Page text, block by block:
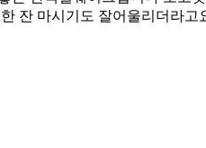
잔 마시기도 잘어울리더라고